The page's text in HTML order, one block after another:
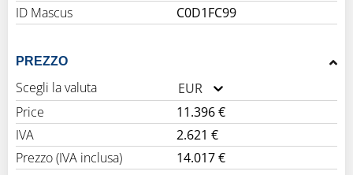
ID Mascus
C0D1FC99
PREZZO
Scegli la valuta
EUR
Price
11.396 €
IVA
2.621 €
Prezzo (IVA inclusa)
14.017 €